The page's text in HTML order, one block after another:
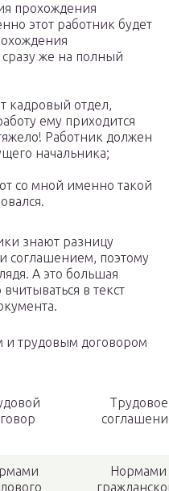
прохождения
этот работник будет
сразу же на полный
кадровый отдел,
ему приходится
Работник должен
начальника;
со мной именно такой
знают разницу
соглашением, поэтому
А это большая
в текст
и трудовым договором
Трудовое
Нормами